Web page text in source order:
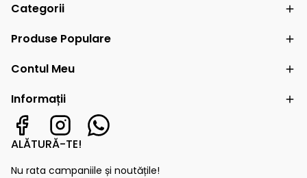
Categorii
Produse Populare
Contul Meu
Informații
ALĂTURĂ-TE!
Nu rata campaniile și noutățile!